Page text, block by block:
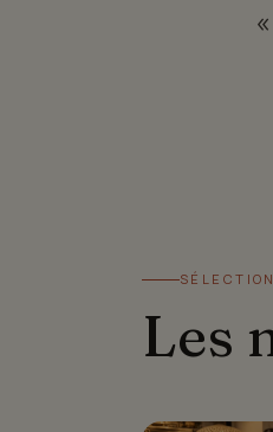
SÉLECTION
Les